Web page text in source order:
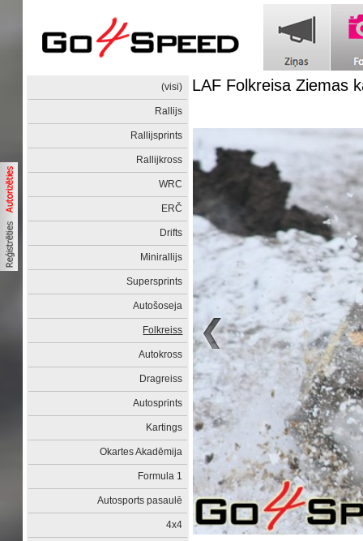
(visi)
Rallijs
Rallijsprints
Rallijkross
WRC
ERČ
Drifts
Minirallijs
Supersprints
Autošoseja
Folkreiss
Autokross
Dragreiss
Autosprints
Kartings
Okartes Akadēmija
Formula 1
Autosports pasaulē
4x4
LAF Folkreisa Ziemas